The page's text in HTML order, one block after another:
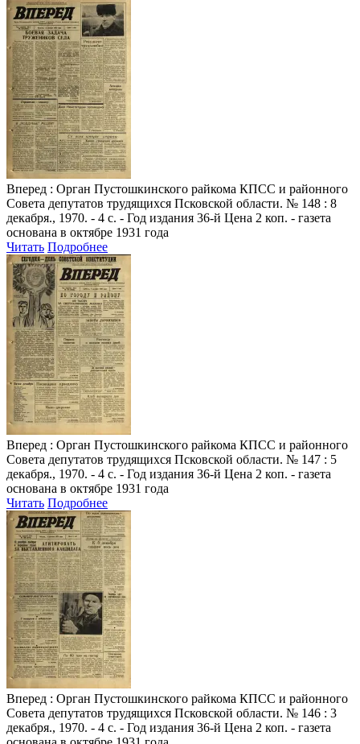
Вперед : Орган Пустошкинского райкома КПСС и районного
Совета депутатов трудящихся Псковской области. № 148 : 8
декабря., 1970. - 4 с. - Год издания 36-й Цена 2 коп. - газета
основана в октябре 1931 года
Читать Подробнее
Вперед : Орган Пустошкинского райкома КПСС и районного
Совета депутатов трудящихся Псковской области. № 147 : 5
декабря., 1970. - 4 с. - Год издания 36-й Цена 2 коп. - газета
основана в октябре 1931 года
Читать Подробнее
Вперед : Орган Пустошкинского райкома КПСС и районного
Совета депутатов трудящихся Псковской области. № 146 : 3
декабря., 1970. - 4 с. - Год издания 36-й Цена 2 коп. - газета